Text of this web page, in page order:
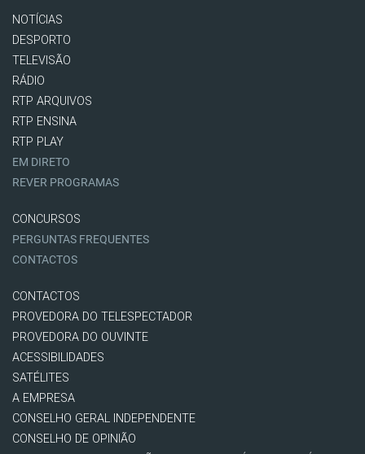
NOTÍCIAS
DESPORTO
TELEVISÃO
RÁDIO
RTP ARQUIVOS
RTP ENSINA
RTP PLAY
EM DIRETO
REVER PROGRAMAS
CONCURSOS
PERGUNTAS FREQUENTES
CONTACTOS
CONTACTOS
PROVEDORA DO TELESPECTADOR
PROVEDORA DO OUVINTE
ACESSIBILIDADES
SATÉLITES
A EMPRESA
CONSELHO GERAL INDEPENDENTE
CONSELHO DE OPINIÃO